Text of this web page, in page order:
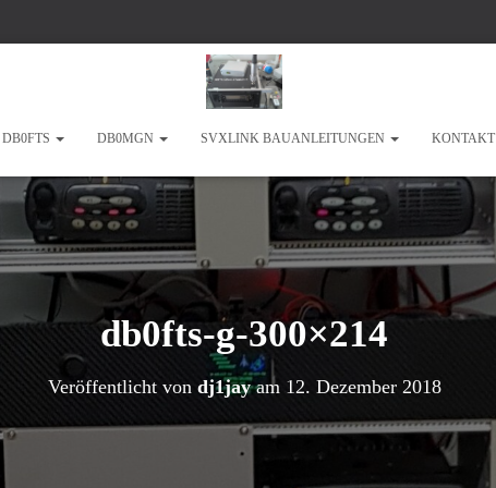
DB0FTS DB0MGN SVXLINK BAUANLEITUNGEN KONTAKT
db0fts-g-300×214
Veröffentlicht von dj1jayam 12. Dezember 2018